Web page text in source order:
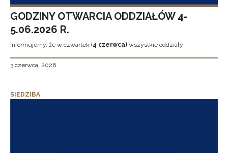
GODZINY OTWARCIA ODDZIAŁÓW 4-
5.06.2026 R.
Informujemy, że w czwartek (4 czerwca) wszystkie oddziały
3 czerwca, 2026
SIEDZIBA